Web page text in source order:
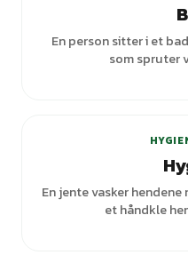
En person sitter i et
som spruter
En jente vasker
et håndkle